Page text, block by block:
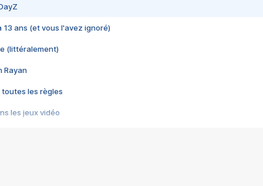
13 ans (et vous l'avez ignoré)
(littéralement)
Rayan
toutes les règles
les jeux vidéo